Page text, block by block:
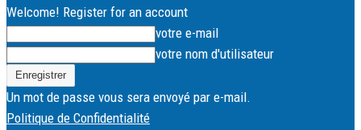
Welcome! Register for an account
votre e-mail
votre nom d'utilisateur
Un mot de passe vous sera envoyé par e-mail.
Politique de Confidentialité